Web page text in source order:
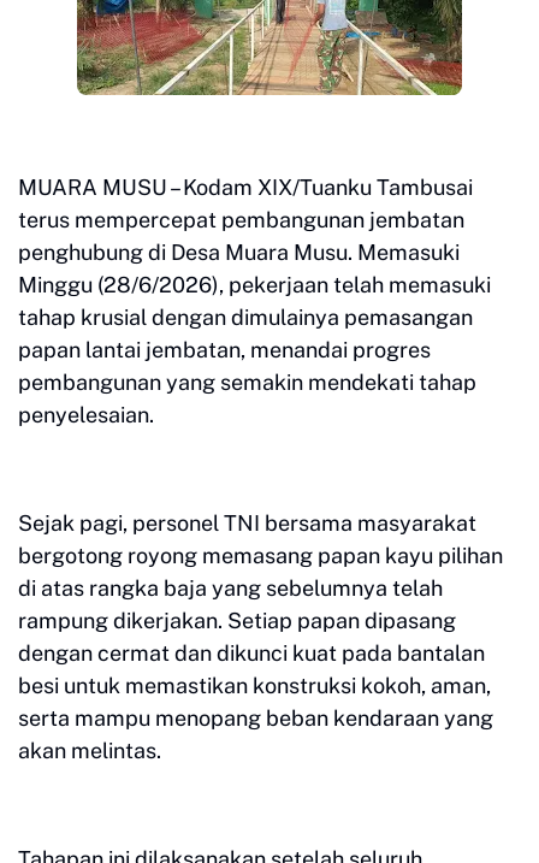
MUARA MUSU – Kodam XIX/Tuanku Tambusai
terus mempercepat pembangunan jembatan
penghubung di Desa Muara Musu. Memasuki
Minggu (28/6/2026), pekerjaan telah memasuki
tahap krusial dengan dimulainya pemasangan
papan lantai jembatan, menandai progres
pembangunan yang semakin mendekati tahap
penyelesaian.
Sejak pagi, personel TNI bersama masyarakat
bergotong royong memasang papan kayu pilihan
di atas rangka baja yang sebelumnya telah
rampung dikerjakan. Setiap papan dipasang
dengan cermat dan dikunci kuat pada bantalan
besi untuk memastikan konstruksi kokoh, aman,
serta mampu menopang beban kendaraan yang
akan melintas.